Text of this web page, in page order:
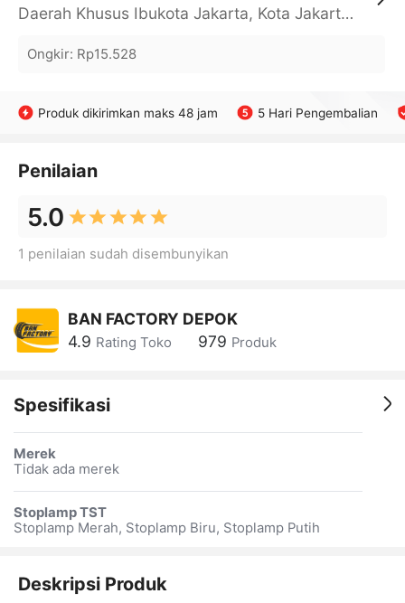
Daerah Khusus Ibukota Jakarta, Kota Jakarta Barat, Cengkareng, yy
Ongkir: Rp15.528
Produk dikirimkan maks 48 jam 5 Hari Pengembalian
Penilaian
5.0
1 penilaian sudah disembunyikan
BAN FACTORY DEPOK
4.9 Rating Toko 979 Produk
Spesifikasi
Merek
Tidak ada merek
Stoplamp TST
Stoplamp Merah, Stoplamp Biru, Stoplamp Putih
Deskripsi Produk